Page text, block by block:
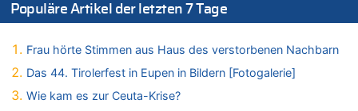
FIFA-Spitze demonstriert Einigkeit trotz Kritik und neuer
06.08.2026 - 16:53 von Frage zu
Zweite Hitzewelle in diesem Sommer ist jetzt amtlich
06.08.2026 - 16:39 von Noah Parmentier zu
Populäre Artikel der letzten 7 Tage
Frau hörte Stimmen aus Haus des verstorbenen Nachbarn
Das 44. Tirolerfest in Eupen in Bildern [Fotogalerie]
Wie kam es zur Ceuta-Krise?